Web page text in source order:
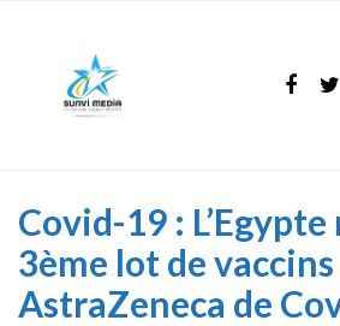
Covid-19 :
3ème lot de vaccins
AstraZeneca de